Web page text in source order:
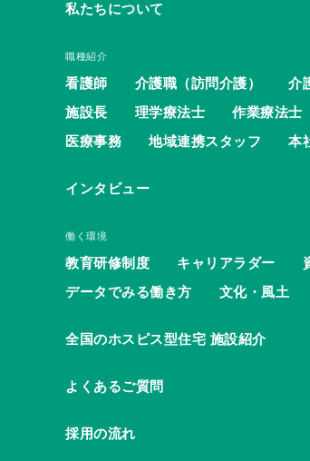
私たちについて
職種紹介
看護師 介護職（訪問介護）
介
施設長
理学療法士 作業療法士
医療事務
地域連携スタッフ 本
インタビュー
働く環境
教育研修制度 キャリアラダー
データでみる働き方
文化・風土
全国のホスピス型住宅 施設紹介
よくあるご質問
採用の流れ